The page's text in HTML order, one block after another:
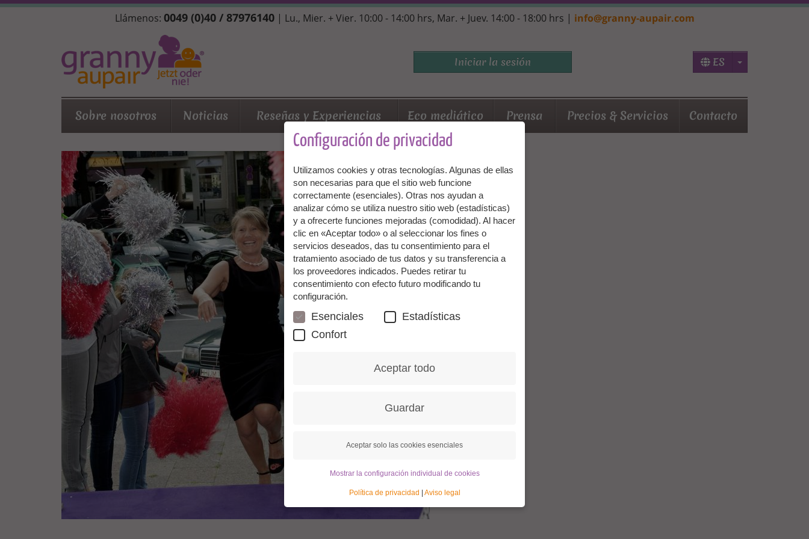
Pasar
Llámenos: 0049 (0)40 / 87976140| Lu., Mier. + Vier. 10:00 - 14:00 hrs, Mar. + Juev. 14:00 - 18:00 hrs | info@granny-aupair.com
Iniciar la sesión ES Toggle
Sobre nosotros Noticias Reseñas y Experiencias Eco mediático Prensa Precios & Servicios Contacto
Configuración de privacidad
Utilizamos cookies y otras tecnologías. Algunas de ellas
son necesarias para que el sitio web funcione
correctamente (esenciales). Otras nos ayudan a
analizar cómo se utiliza nuestro sitio web (estadísticas)
y a ofrecerte funciones mejoradas (comodidad). Al hacer
clic en «Aceptar todo» o al seleccionar los fines o
servicios deseados, das tu consentimiento para el
tratamiento asociado de tus datos y su transferencia a
los proveedores indicados. Puedes retirar tu
consentimiento con efecto futuro modificando tu
configuración.
Esenciales
Estadísticas
Confort
Aceptar todo
Guardar
Aceptar solo las cookies esenciales
Mostrar la configuración individual de cookies
Política de privacidad | Aviso legal